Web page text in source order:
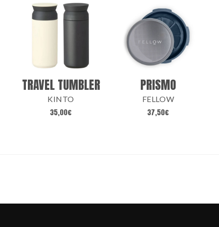
TRAVEL TUMBLER
KINTO
35,00€
PRISMO
FELLOW
37,50€